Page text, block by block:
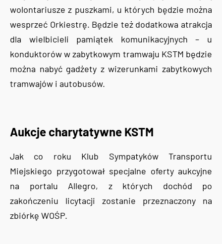
wolontariusze z puszkami, u których będzie można
wesprzeć Orkiestrę. Będzie też dodatkowa atrakcja
dla wielbicieli pamiątek komunikacyjnych – u
konduktorów w zabytkowym tramwaju KSTM będzie
można nabyć gadżety z wizerunkami zabytkowych
tramwajów i autobusów.
Aukcje charytatywne KSTM
Jak co roku Klub Sympatyków Transportu
Miejskiego przygotował specjalne oferty aukcyjne
na portalu Allegro, z których dochód po
zakończeniu licytacji zostanie przeznaczony na
zbiórkę WOŚP.